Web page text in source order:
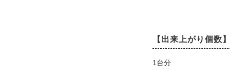
【出来上がり個数
1台分